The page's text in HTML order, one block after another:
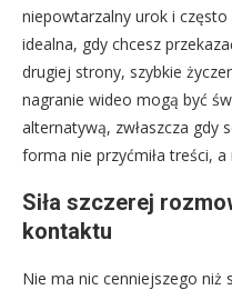
niepowtarzalny urok i
idealna, gdy chcesz
drugiej strony, szybkie
nagranie wideo mogą być
alternatywą, zwłaszcza gdy
forma nie przyćmiła treści, a
Siła szczerej
kontaktu
Nie ma nic cenniejszego